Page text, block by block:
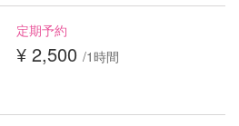
定期予約
¥ 2,500 /1時間